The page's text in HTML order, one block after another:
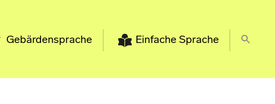
Gebärdensprache Einfache Sprache